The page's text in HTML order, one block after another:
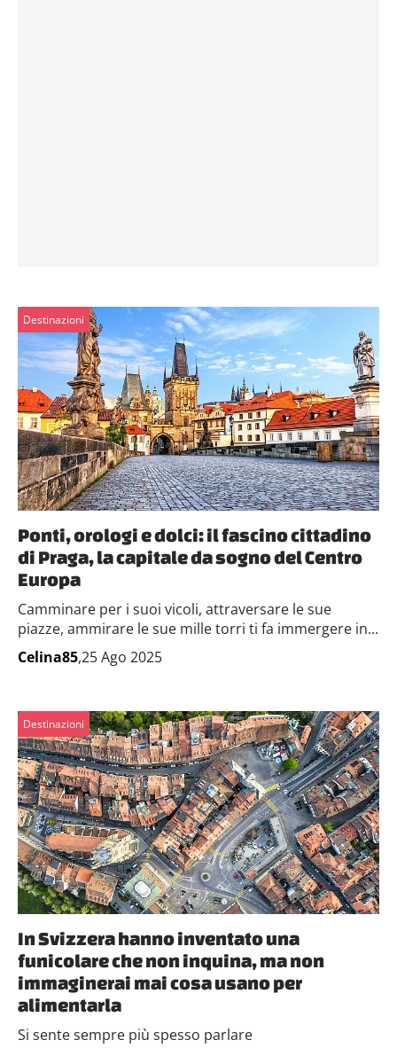
Destinazioni
Ponti, orologi e dolci: il fascino cittadino
di Praga, la capitale da sogno del Centro
Europa
Camminare per i suoi vicoli, attraversare le sue
piazze, ammirare le sue mille torri ti fa immergere in...
Celina85,25 Ago 2025
Destinazioni
In Svizzera hanno inventato una
funicolare che non inquina, ma non
immaginerai mai cosa usano per
alimentarla
Si sente sempre più spesso parlare